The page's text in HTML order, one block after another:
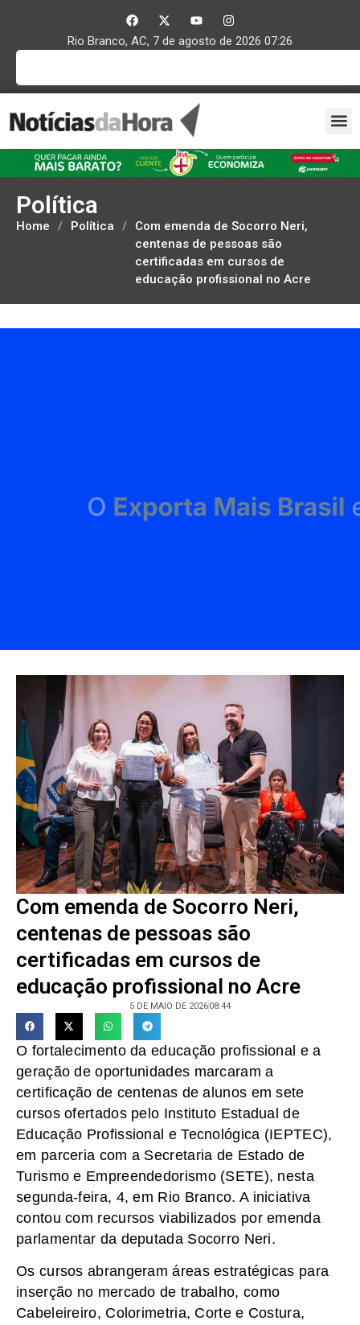
Rio Branco, AC, 7 de agosto de 2026 07:26
Política
Home / Política /
Com emenda de Socorro Neri,
centenas de pessoas são
certificadas em cursos de
educação profissional no Acre
Com emenda de Socorro Neri,
centenas de pessoas são
certificadas em cursos de
educação profissional no Acre
5 DE MAIO DE 202608:44
O fortalecimento da educação profissional e a
geração de oportunidades marcaram a
certificação de centenas de alunos em sete
cursos ofertados pelo Instituto Estadual de
Educação Profissional e Tecnológica (IEPTEC),
em parceria com a Secretaria de Estado de
Turismo e Empreendedorismo (SETE), nesta
segunda-feira, 4, em Rio Branco. A iniciativa
contou com recursos viabilizados por emenda
parlamentar da deputada Socorro Neri.
Os cursos abrangeram áreas estratégicas para
inserção no mercado de trabalho, como
Cabeleireiro, Colorimetria, Corte e Costura,